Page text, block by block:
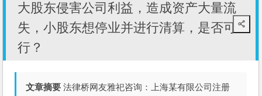
大股东侵害公司利益，造成资产大量流
失，小股东想停业并进行清算，是否可
行？
文章摘要 法律桥网友雅祀咨询：上海某有限公司注册